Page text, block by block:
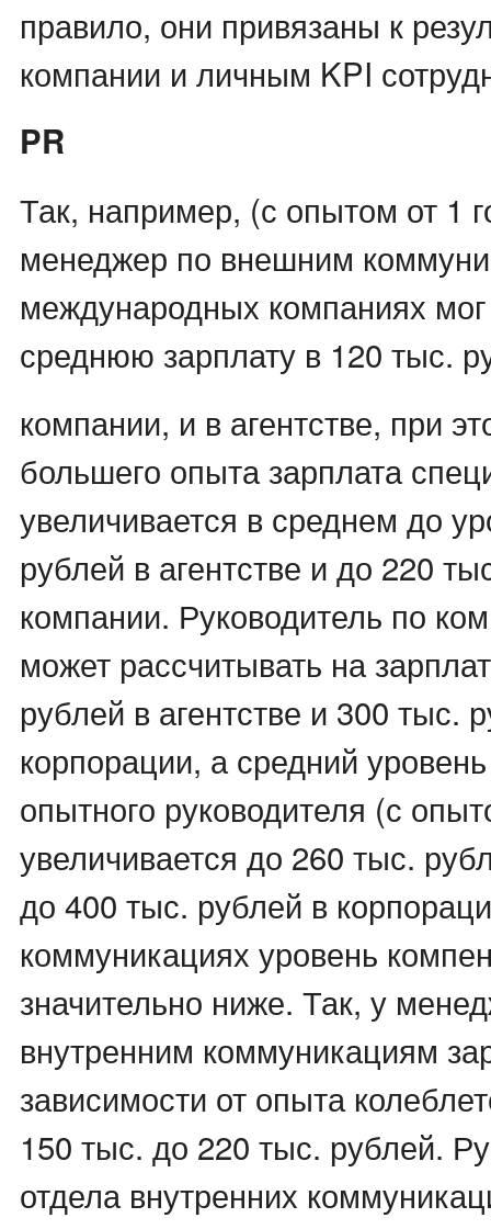
правило, они привязаны к
компании и личным KPI
PR
Так, например, (с опытом от 1
менеджер по внешним
международных компаниях
среднюю зарплату в 120 тыс.
компании, и в агентстве, при
большего опыта зарплата
увеличивается в среднем до
рублей в агентстве и до 220
компании. Руководитель по
может рассчитывать на
рублей в агентстве и 300 тыс.
корпорации, а средний
опытного руководителя (с
увеличивается до 260 тыс.
до 400 тыс. рублей в
коммуникациях уровень
значительно ниже. Так, у
внутренним коммуникациям
зависимости от опыта
150 тыс. до 220 тыс. рублей.
отдела внутренних